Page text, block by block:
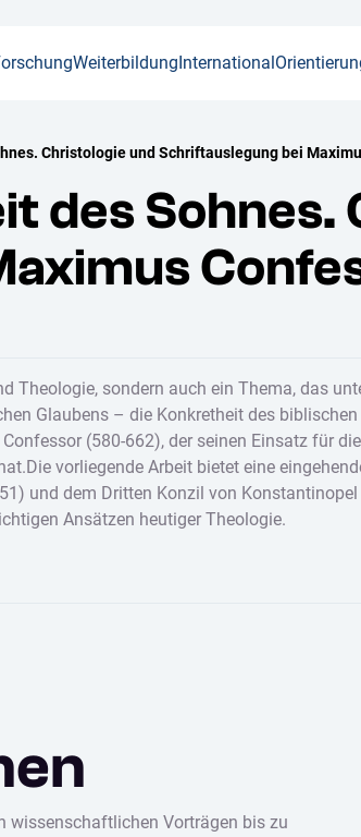
WeiterbildungInternational
Christologie und Schriftauslegung bei
des
Theologie, sondern auch ein Thema, das
Glaubens – die Konkretheit des
(580-662), der seinen Einsatz für
vorliegende Arbeit bietet eine
und dem Dritten Konzil von
Ansätzen heutiger Theologie.
wissenschaftlichen Vorträgen bis zu